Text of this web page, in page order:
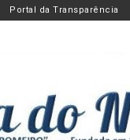
Portal da Transparência